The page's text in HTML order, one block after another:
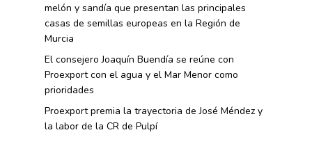
melón y sandía que presentan las principales
casas de semillas europeas en la Región de
Murcia
El consejero Joaquín Buendía se reúne con
Proexport con el agua y el Mar Menor como
prioridades
Proexport premia la trayectoria de José Méndez y
la labor de la CR de Pulpí